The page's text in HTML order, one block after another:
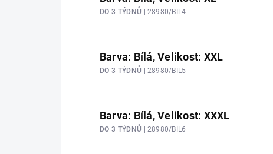
DO 3 TÝDNŮ | 28980/BIL4
Barva: Bílá, Velikost: XXL
DO 3 TÝDNŮ | 28980/BIL5
Barva: Bílá, Velikost: XXXL
DO 3 TÝDNŮ | 28980/BIL6